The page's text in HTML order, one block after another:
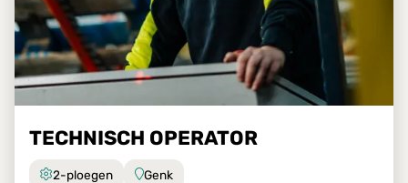
TECHNISCH OPERATOR
2-ploegen Genk